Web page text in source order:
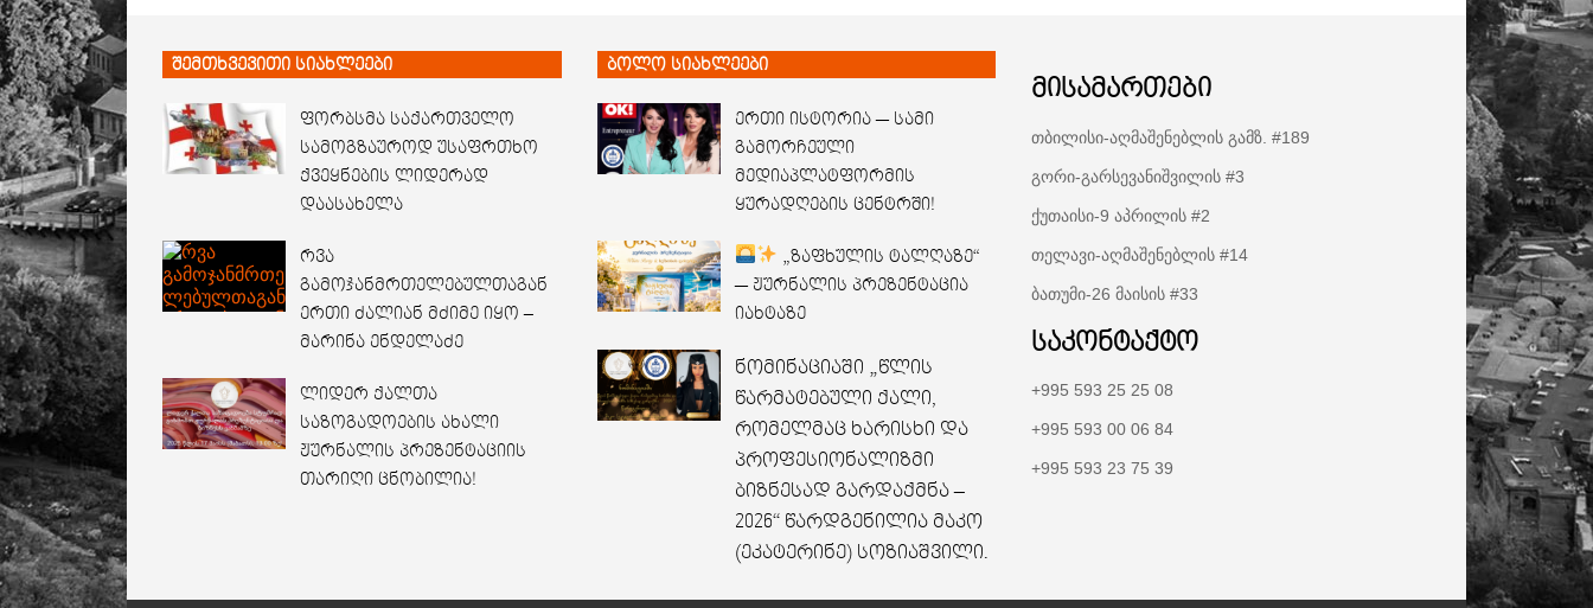
შემთხვევითი სიახლეები
ფორბსმა საქართველო
სამოგზაუროდ უსაფრთხო
ქვეყნების ლიდერად
დაასახელა
რვა
გამოჯანმრთელებულთაგან
ერთი ძალიან მძიმე იყო –
მარინა ენდელაძე
ლიდერ ქალთა
საზოგადოების ახალი
ჟურნალის პრეზენტაციის
თარიღი ცნობილია!
ბოლო სიახლეები
ერთი ისტორია — სამი
გამორჩეული
მედიაპლატფორმის
ყურადღების ცენტრში!
„ზაფხულის ტალღაზე“
— ჟურნალის პრეზენტაცია
იახტაზე
ნომინაციაში „წლის
წარმატებული ქალი,
რომელმაც ხარისხი და
პროფესიონალიზმი
ბიზნესად გარდაქმნა –
2026“ წარდგენილია მაკო
(ეკატერინე) სოზიაშვილი.
მისამართები
თბილისი-აღმაშენებლის გამზ. #189
გორი-გარსევანიშვილის #3
ქუთაისი-9 აპრილის #2
თელავი-აღმაშენებლის #14
ბათუმი-26 მაისის #33
საკონტაქტო
+995 593 25 25 08
+995 593 00 06 84
+995 593 23 75 39